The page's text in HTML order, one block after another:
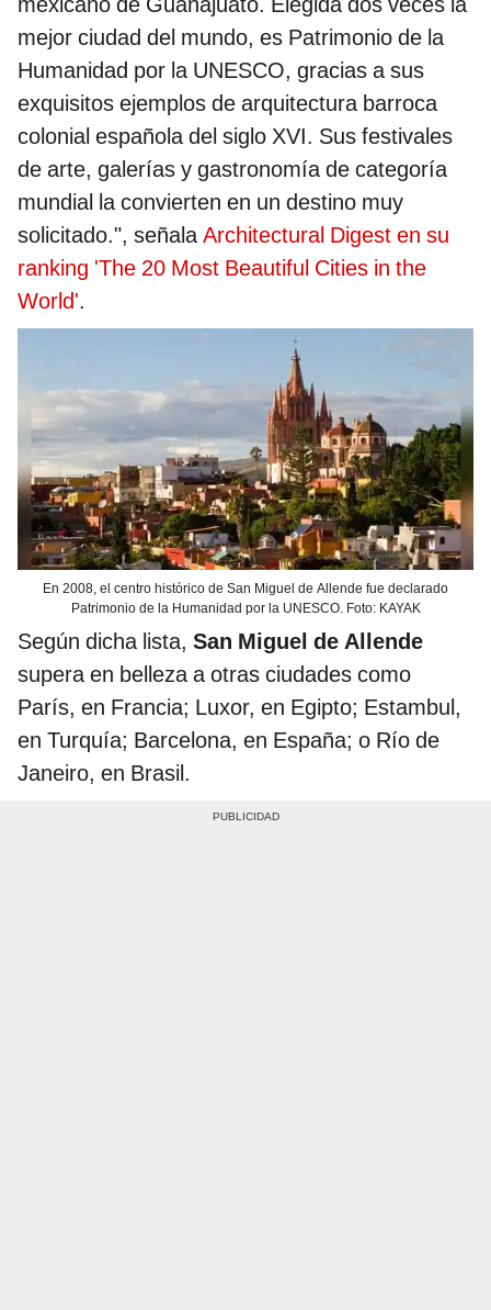
mejor ciudad del mundo, es Patrimonio de la
Humanidad por la UNESCO, gracias a sus
exquisitos ejemplos de arquitectura barroca
colonial española del siglo XVI. Sus festivales
de arte, galerías y gastronomía de categoría
mundial la convierten en un destino muy
solicitado.", señala Architectural Digest en su
ranking 'The 20 Most Beautiful Cities in the
World'.
En 2008, el centro histórico de San Miguel de Allende fue declarado
Patrimonio de la Humanidad por la UNESCO. Foto: KAYAK
Según dicha lista, San Miguel de Allende
supera en belleza a otras ciudades como
París, en Francia; Luxor, en Egipto; Estambul,
en Turquía; Barcelona, en España; o Río de
Janeiro, en Brasil.